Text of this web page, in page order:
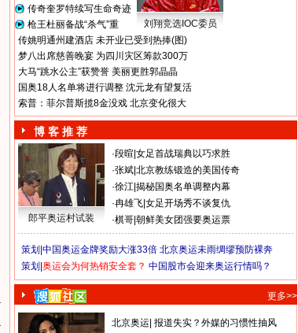
传奇奎罗特续写生命奇迹
枪王杜丽备战“杀气”重
刘翔竞选IOC委员
传姚明通州建酒店 未开业已受到热捧(图)
梦八出席慈善晚宴 为四川灾区筹款300万
大马“跳水公主”获赞誉 美丽更胜郭晶晶
国奥18人名单将进行调整 沈元龙有望复活
索普：菲尔普斯揽8金没戏 北京变化很大
博 客 推 荐
郎平奥运村试装
·段暄 女足首战瑞典以巧求胜
·张斌 北京教练锻造的美国传奇
·徐江 揭秘国奥名单调整内幕
·冉雄飞 女足开场秀不谈复仇
·棋哥 朝鲜美女团强要奥运票
策划| 中国奥运金牌奖励大涨33倍 北京奥运未雨绸缪预防裸奔
策划| 奥运会为何热销安全套？ 中国股市会迎来奥运行情吗？
更多>>
北京奥运 报道失实？外媒的习惯性抽风